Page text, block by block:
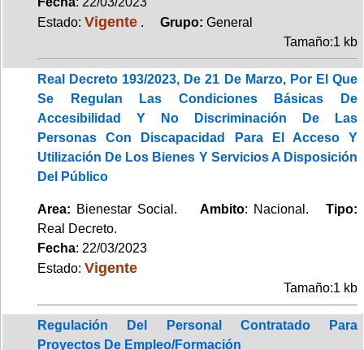
Estado: Vigente . Grupo: General
Tamaño:1 kb
Real Decreto 193/2023, De 21 De Marzo, Por El Que
Se Regulan Las Condiciones Básicas De
Accesibilidad Y No Discriminación De Las
Personas Con Discapacidad Para El Acceso Y
Utilización De Los Bienes Y Servicios A Disposición
Del Público
Area: Bienestar Social. Ambito: Nacional. Tipo:
Real Decreto.
Fecha: 22/03/2023
Estado: Vigente
Tamaño:1 kb
Regulación Del Personal Contratado Para
Proyectos De Empleo/Formación